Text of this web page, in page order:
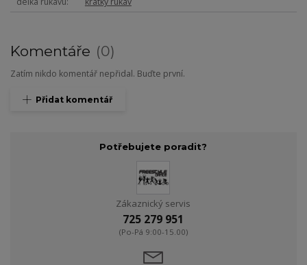
Komentáře 0
Zatím nikdo komentář nepřidal. Buďte první.
Přidat komentář
Potřebujete poradit?
Zákaznický servis
725 279 951
(Po-Pá 9:00-15.00)